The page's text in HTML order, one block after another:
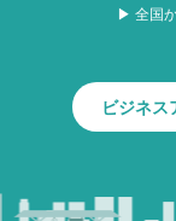
▶ 全国
ビジネス